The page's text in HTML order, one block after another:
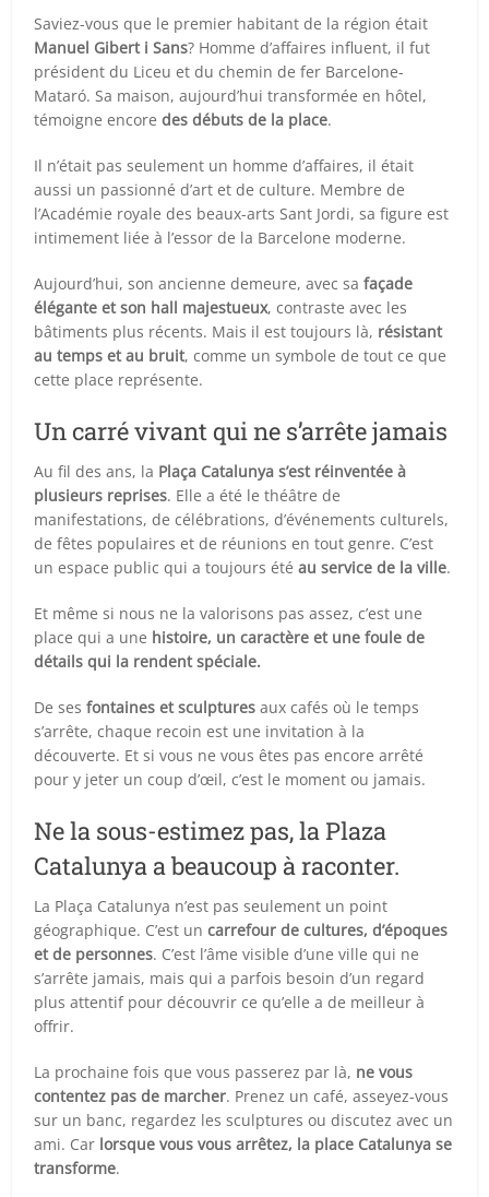
Saviez-vous que le premier habitant de la région était
Manuel Gibert i Sans? Homme d’affaires influent, il fut
président du Liceu et du chemin de fer Barcelone-
Mataró. Sa maison, aujourd’hui transformée en hôtel,
témoigne encoredes débuts de la place.
Il n’était pas seulement un homme d’affaires, il était
aussi un passionné d’art et de culture. Membre de
l’Académie royale des beaux-arts Sant Jordi, sa figure est
intimement liée à l’essor de la Barcelone moderne.
Aujourd’hui, son ancienne demeure, avec safaçade
élégante et son hall majestueux, contraste avec les
bâtiments plus récents. Mais il est toujours là, résistant
au temps et au bruit, comme un symbole de tout ce que
cette place représente.
Un carré vivant qui ne s’arrête jamais
Au fil des ans, la Plaça Catalunya s’est réinventée à
plusieurs reprises. Elle a été le théâtre de
manifestations, de célébrations, d’événements culturels,
de fêtes populaires et de réunions en tout genre. C’est
un espace public qui a toujours étéau service de la ville.
Et même si nous ne la valorisons pas assez, c’est une
place qui a une histoire, un caractère et une foule de
détails qui la rendent spéciale.
De sesfontaines et sculptures aux cafés où le temps
s’arrête, chaque recoin est une invitation à la
découverte. Et si vous ne vous êtes pas encore arrêté
pour y jeter un coup d’œil, c’est le moment ou jamais.
Ne la sous-estimez pas, la Plaza
Catalunya a beaucoup à raconter.
La Plaça Catalunya n’est pas seulement un point
géographique. C’est uncarrefour de cultures, d’époques
et de personnes. C’est l’âme visible d’une ville qui ne
s’arrête jamais, mais qui a parfois besoin d’un regard
plus attentif pour découvrir ce qu’elle a de meilleur à
offrir.
La prochaine fois que vous passerez par là, ne vous
contentez pas de marcher. Prenez un café, asseyez-vous
sur un banc, regardez les sculptures ou discutez avec un
ami. Car lorsque vous vous arrêtez, la place Catalunya se
transforme.